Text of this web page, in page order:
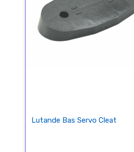
Lutande Bas Servo Cleat